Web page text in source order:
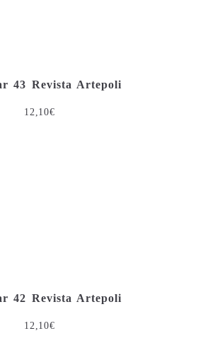
43 Revista Artepoli
12,10€
42 Revista Artepoli
12,10€